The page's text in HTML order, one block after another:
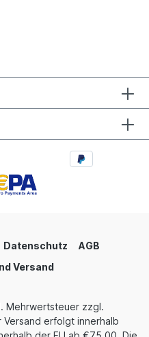
Datenschutz
AGB
Versand
Mehrwertsteuer zzgl.
Versand erfolgt innerhalb